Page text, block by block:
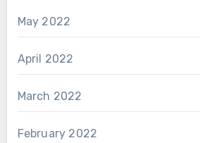
May 2022
April 2022
March 2022
February 2022